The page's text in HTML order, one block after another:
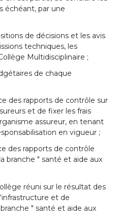
échéant, par une
de décisions et les avis
techniques, les
Multidisciplinaire ;
de chaque
des rapports de contrôle sur
et de fixer les frais
assureur, en tenant
en vigueur ;
des rapports de contrôle
branche " santé et aide aux
réuni sur le résultat des
et de
" santé et aide aux